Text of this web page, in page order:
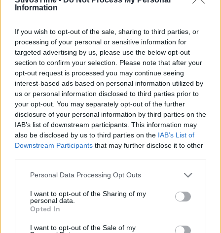
Information
If you wish to opt-out of the sale, sharing to third parties, or
processing of your personal or sensitive information for
targeted advertising by us, please use the below opt-out
section to confirm your selection. Please note that after your
opt-out request is processed you may continue seeing
interest-based ads based on personal information utilized by
us or personal information disclosed to third parties prior to
your opt-out. You may separately opt-out of the further
disclosure of your personal information by third parties on the
IAB’s list of downstream participants. This information may
also be disclosed by us to third parties on the IAB’s List of
Downstream Participants that may further disclose it to other
Personal Data Processing Opt Outs
I want to opt-out of the Sharing of my
personal data.
Opted In
I want to opt-out of the Sale of my
A+ A- A±
Εγγραφείτε στο Stivostime των